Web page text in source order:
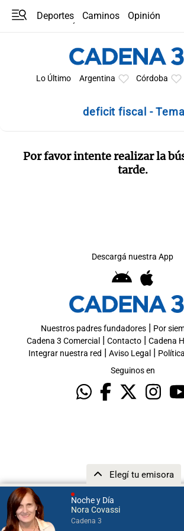
Noche y Día
Nora Covassi
Cadena 3
Elegí tu emisora
Deportes Caminos
Opinión
Lo Último Argentina Córdoba
deficit fiscal -
Por favor intente realizar la
tarde.
Descargá nuestra App
Nuestros padres fundadores| Por
Cadena 3 Comercial | Contacto| Cadena
Integrar nuestra red | Aviso Legal |
Seguinos en